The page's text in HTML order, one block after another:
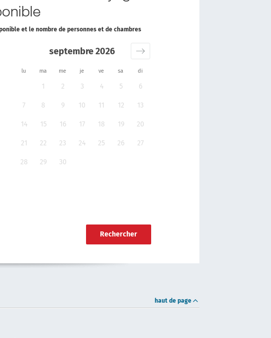
et le nombre de personnes et de chambres
lu ma me je ve sa di
septembre 2026
1 2 3 4 5 6
7 8 9 10 11 12 13
14 15 16 17 18 19 20
21 22 23 24 25 26 27
28 29 30
Rechercher
haut de page